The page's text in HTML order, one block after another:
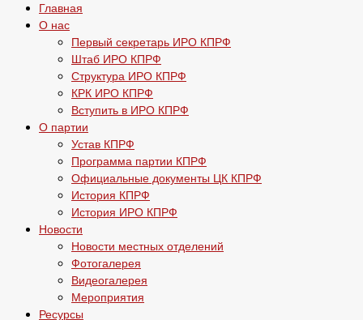
Главная
О нас
Первый секретарь ИРО КПРФ
Штаб ИРО КПРФ
Структура ИРО КПРФ
КРК ИРО КПРФ
Вступить в ИРО КПРФ
О партии
Устав КПРФ
Программа партии КПРФ
Официальные документы ЦК КПРФ
История КПРФ
История ИРО КПРФ
Новости
Новости местных отделений
Фотогалерея
Видеогалерея
Мероприятия
Ресурсы